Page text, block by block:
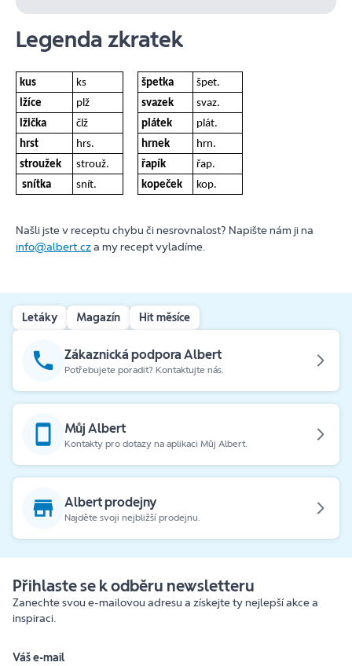
Legenda zkratek
kus ks špetka
špet.
lžíce
plž svazek
svaz.
lžička
člž plátek
plát.
hrst
hrs. hrnek
hrn.
stroužek
strouž. řapík
řap.
snítka
snít. kopeček kop.
Našli jste v receptu chybu či nesrovnalost? Napište nám ji na
info@albert.cza my recept vyladíme.
Letáky Magazín Hit měsíce
Zákaznická podpora Albert
Potřebujete poradit? Kontaktujte nás.
Můj Albert
Kontakty pro dotazy na aplikaci Můj Albert.
Albert prodejny
Najděte svoji nejbližší prodejnu.
Přihlaste se k odběru newsletteru
Zanechte svou e-mailovou adresu a získejte ty nejlepší akce a
inspiraci.
Váš e-mail